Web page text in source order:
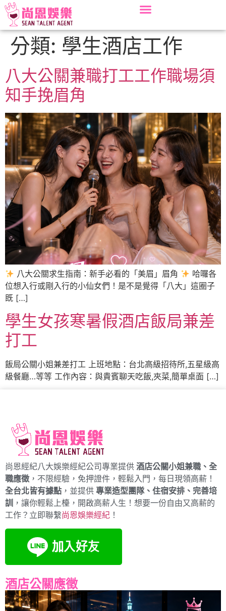
分類: 學生酒店工作
八大公關兼職打工工作職場須
知手挽眉角
八大公關求生指南：新手必看的「美眉」眉角
哈囉各
位想入行或剛入行的小仙女們！是不是覺得「八大」這圈子
既 […]
學生女孩寒暑假酒店飯局兼差
打工
飯局公關小姐兼差打工 上班地點：台北高級招待所,五星級高
級餐廳…等等 工作內容：與貴賓聊天吃飯,夾菜,簡單桌面 […]
尚恩經紀八大娛樂經紀公司專業提供 酒店公關小姐兼職、全
職應徵 ，不限經驗，免押證件，輕鬆入門，每日現領高薪！
全台北皆有據點 ，並提供 專業造型團隊、住宿安排、完善培
訓
，讓你輕鬆上檯，開啟高薪人生！想要一份自由又高薪的
工作？立即聯繫尚恩娛樂經紀 ！
酒店公關應徵